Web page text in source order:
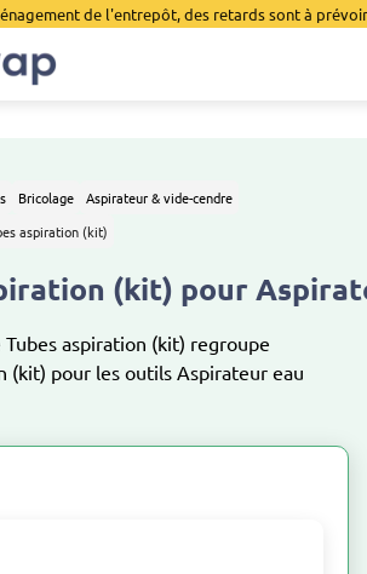
de l'entrepôt, des retards sont à
Bricolage
Aspirateur & vide-cendre
aspiration (kit)
(kit) pour
aspiration (kit) regroupe
(kit) pour les outils Aspirateur eau
vide cendre, Aspirateur eau